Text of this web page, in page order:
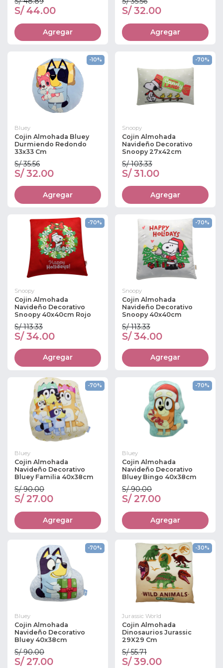
S/ 44.00
Agregar
S/ 32.00
Agregar
-10%
Bluey
Cojin Almohada Bluey
Durmiendo Redondo
33x33 Cm
S/ 35.56
S/ 32.00
Agregar
-70%
Snoopy
Cojin Almohada
Navideño Decorativo
Snoopy 27x42cm
S/ 103.33
S/ 31.00
Agregar
-70%
Snoopy
Cojin Almohada
Navideño Decorativo
Snoopy 40x40cm Rojo
S/ 113.33
S/ 34.00
Agregar
-70%
Snoopy
Cojin Almohada
Navideño Decorativo
Snoopy 40x40cm
S/ 113.33
S/ 34.00
Agregar
-70%
Bluey
Cojin Almohada
Navideño Decorativo
Bluey Familia 40x38cm
S/ 90.00
S/ 27.00
Agregar
-70%
Bluey
Cojin Almohada
Navideño Decorativo
Bluey Bingo 40x38cm
S/ 90.00
S/ 27.00
Agregar
-70%
Bluey
Cojin Almohada
Navideño Decorativo
Bluey 40x38cm
S/ 90.00
S/ 27.00
-30%
Jurassic World
Cojin Almohada
Dinosaurios Jurassic
29X29 Cm
S/ 55.71
S/ 39.00